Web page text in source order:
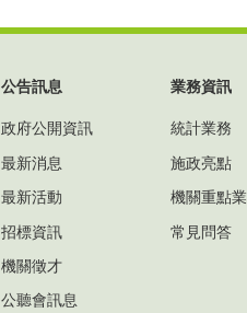
公告訊息
政府公開資訊
最新消息
最新活動
招標資訊
機關徵才
公聽會訊息
業務資訊
統計業務
施政亮點
機關重點
常見問答